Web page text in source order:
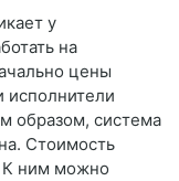
у
на
цены
исполнители
образом, система
Стоимость
К ним можно